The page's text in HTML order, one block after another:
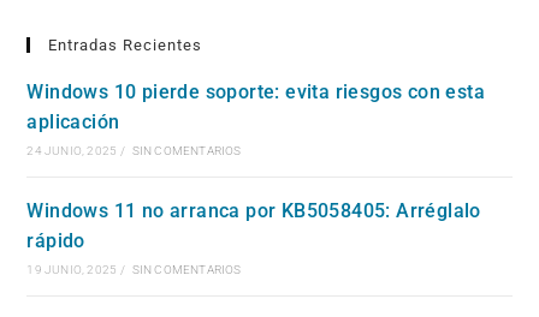
Entradas Recientes
Windows 10 pierde soporte: evita riesgos con esta
aplicación
24 JUNIO, 2025 / SIN COMENTARIOS
Windows 11 no arranca por KB5058405: Arréglalo
rápido
19 JUNIO, 2025 / SIN COMENTARIOS